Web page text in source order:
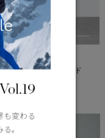
ーディーリラックスド
ック
（tax in）
も変わる
。